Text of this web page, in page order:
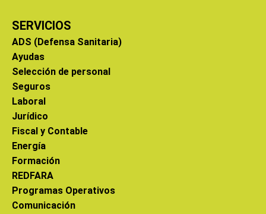
SERVICIOS
ADS (Defensa Sanitaria)
Ayudas
Selección de personal
Seguros
Laboral
Jurídico
Fiscal y Contable
Energía
Formación
REDFARA
Programas Operativos
Comunicación